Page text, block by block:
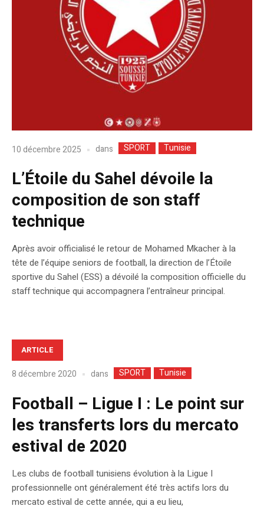
10 décembre 2025 dans SPORT Tunisie
L’Étoile du Sahel dévoile la
composition de son staff
technique
Après avoir officialisé le retour de Mohamed Mkacher à la
tête de l’équipe seniors de football, la direction de l’Étoile
sportive du Sahel (ESS) a dévoilé la composition officielle du
staff technique qui accompagnera l’entraîneur principal.
ARTICLE
8 décembre 2020 dans SPORT Tunisie
Football – Ligue I : Le point sur
les transferts lors du mercato
estival de 2020
Les clubs de football tunisiens évolution à la Ligue I
professionnelle ont généralement été très actifs lors du
mercato estival de cette année, qui a eu lieu,